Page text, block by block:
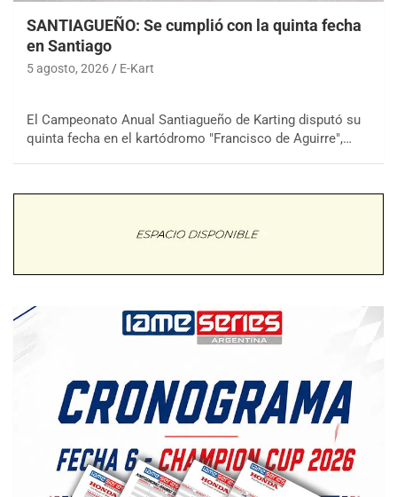
SANTIAGUEÑO: Se cumplió con la quinta fecha
en Santiago
5 agosto, 2026 E-Kart
El Campeonato Anual Santiagueño de Karting disputó su
quinta fecha en el kartódromo "Francisco de Aguirre",…